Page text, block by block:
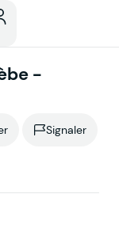
-
Signaler